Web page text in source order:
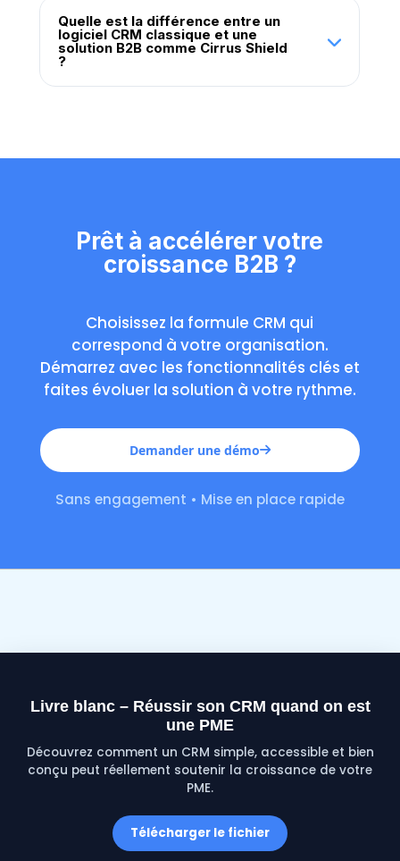
Quelle est la différence entre un
logiciel CRM classique et une
solution B2B comme Cirrus Shield
?
Prêt à accélérer votre
croissance B2B ?
Choisissez la formule CRM qui
correspond à votre organisation.
Démarrez avec les fonctionnalités clés et
faites évoluer la solution à votre rythme.
Demander une démo
Sans engagement • Mise en place rapide
Livre blanc – Réussir son CRM quand on est
une PME
Découvrez comment un CRM simple, accessible et bien
conçu peut réellement soutenir la croissance de votre
PME.
Télécharger le fichier